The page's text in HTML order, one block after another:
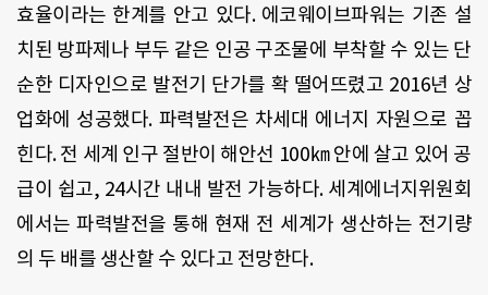
효율이라는 한계를 안고 있다. 에코웨이브파워는 기존 설
치된 방파제나 부두 같은 인공 구조물에 부착할 수 있는 단
순한 디자인으로 발전기 단가를 확 떨어뜨렸고 2016년 상
업화에 성공했다. 파력발전은 차세대 에너지 자원으로 꼽
힌다. 전 세계 인구 절반이 해안선 100㎞ 안에 살고 있어 공
급이 쉽고, 24시간 내내 발전 가능하다. 세계에너지위원회
에서는 파력발전을 통해 현재 전 세계가 생산하는 전기량
의 두 배를 생산할 수 있다고 전망한다.